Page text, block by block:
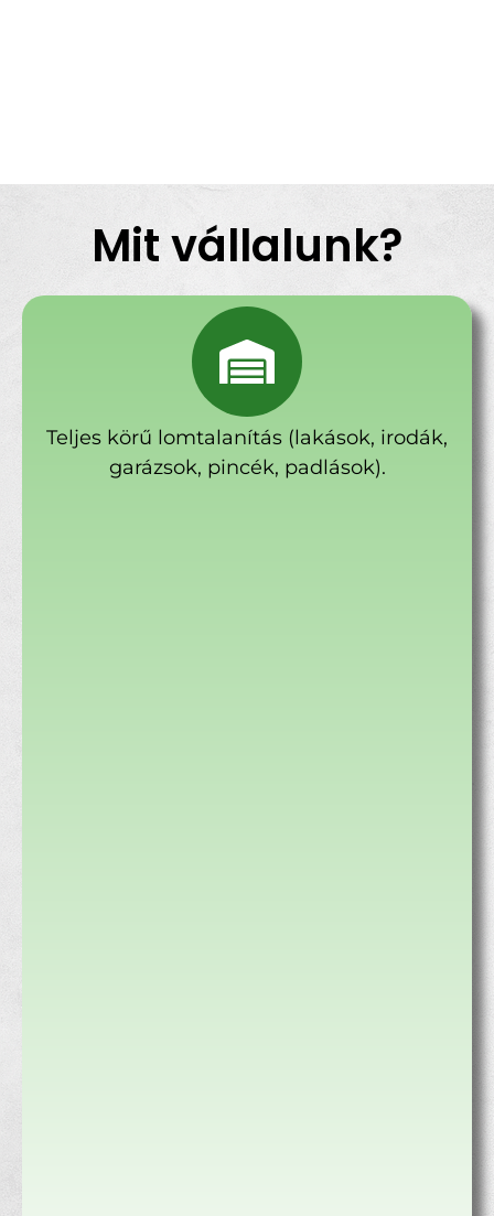
Mit vállalunk?
Teljes körű lomtalanítás (lakások, irodák,
garázsok, pincék, padlások).